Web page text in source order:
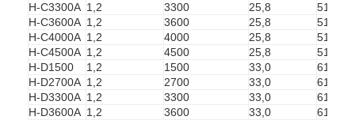
H-C3300A 1,2 3300 25,8
51,0
H-C3600A 1,2 3600 25,8
51,0
H-C4000A 1,2 4000 25,8
51,0
H-C4500A 1,2 4500 25,8
51,0
H-D1500
1,2 1500 33,0
61,8
H-D2700A 1,2 2700 33,0
61,8
H-D3300A 1,2 3300 33,0
61,8
H-D3600A 1,2 3600 33,0
61,8